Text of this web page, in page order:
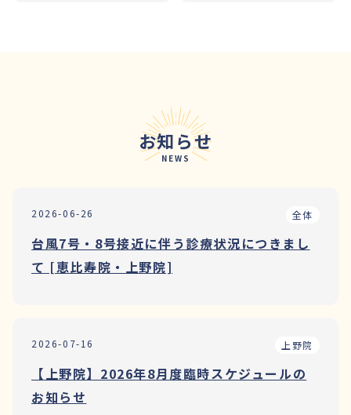
お知らせ
NEWS
2026-06-26 全体
台風7号・8号接近に伴う診療状況につきまし
て [恵比寿院・上野院]
2026-07-16 上野院
【上野院】2026年8月度臨時スケジュールの
お知らせ